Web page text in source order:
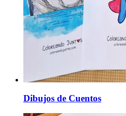
Dibujos de Cuentos